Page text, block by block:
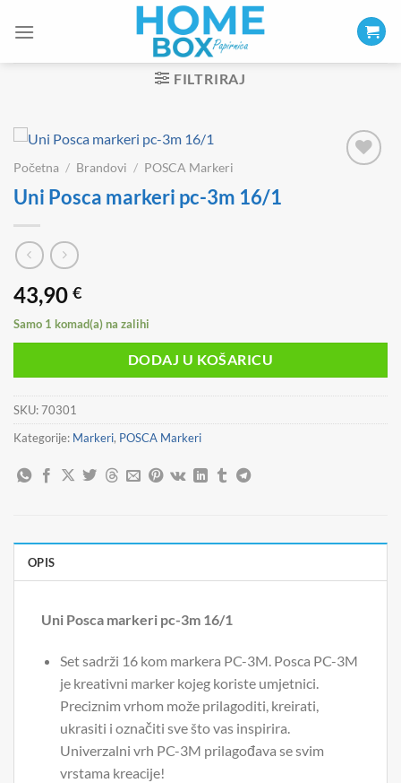
FILTRIRAJ
Početna / Brandovi / POSCA Markeri
Uni Posca markeri pc-3m 16/1
43,90 €
Samo 1 komad(a) na zalihi
DODAJ U KOŠARICU
SKU:70301
Kategorije: Markeri, POSCA Markeri
OPIS
Uni Posca markeri pc-3m 16/1
Set sadrži 16 kom markera PC-3M. Posca PC-3M
je kreativni marker kojeg koriste umjetnici.
Preciznim vrhom može prilagoditi, kreirati,
ukrasiti i označiti sve što vas inspirira.
Univerzalni vrh PC-3M prilagođava se svim
vrstama kreacije!